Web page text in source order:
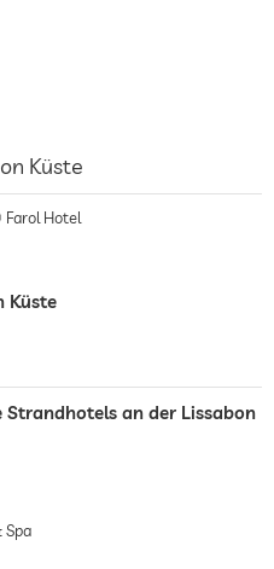
Küste
Farol Hotel
Küste
an der Lissabon
Spa